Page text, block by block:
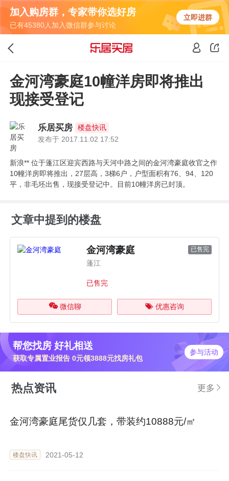
加入购房群，专家带你选好房
已有45380人加入微信群参与讨论
立即进群
金河湾豪庭10幢洋房即将推出
现接受登记
乐居买房
楼盘快讯
发布于 2017.11.02 17:52
新浪** 位于蓬江区迎宾西路与天河中路之间的金河湾豪庭收官之作
10幢洋房即将推出，27层高，3梯6户，户型面积有76、94、120
平，非毛坯出售，现接受登记中。目前10幢洋房已封顶。
文章中提到的楼盘
金河湾豪庭 已售完
蓬江
已售完
微信聊 优惠咨询
帮您找房 好礼相送
获取专属置业报告 0元领3888元找房礼包
参与活动
热点资讯 更多
金河湾豪庭尾货仅几套，带装约10888元/㎡
楼盘快讯 2021-05-12